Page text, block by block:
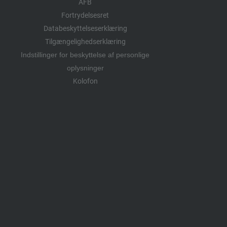
AFB
Fortrydelsesret
Databeskyttelseserklæring
Tilgængelighedserklæring
Indstillinger for beskyttelse af personlige
oplysninger
Kolofon